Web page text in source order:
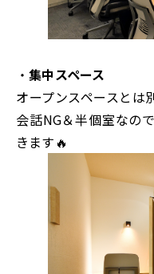
・集中スペース
オープンスペースとは
会話NG＆半個室なの
きます🔥